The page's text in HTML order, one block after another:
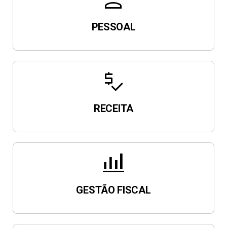
PESSOAL
price_check
RECEITA
bar_chart_4_bars
GESTÃO FISCAL